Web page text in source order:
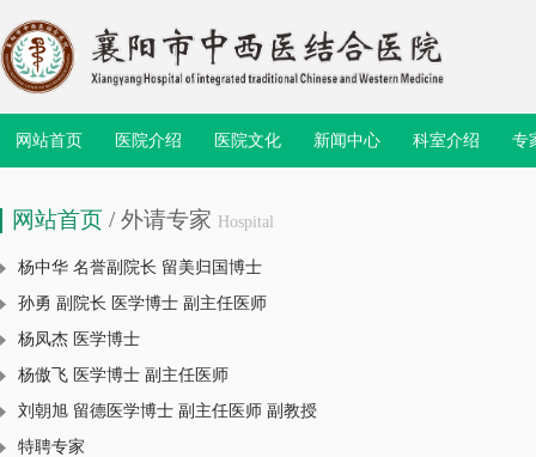
网站首页 医院介绍 医院文化 新闻中心 科室介绍 专
网站首页 / 外请专家 Hospital
杨中华 名誉副院长 留美归国博士
孙勇 副院长 医学博士 副主任医师
杨凤杰 医学博士
杨傲飞 医学博士 副主任医师
刘朝旭 留德医学博士 副主任医师 副教授
特聘专家